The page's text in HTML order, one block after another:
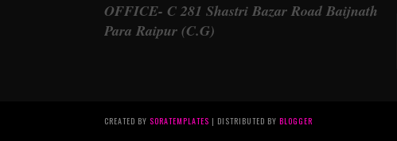
OFFICE- C 281 Shastri Bazar Road Baijnath
Para Raipur (C.G)
CREATED BY SORATEMPLATES | DISTRIBUTED BY BLOGGER